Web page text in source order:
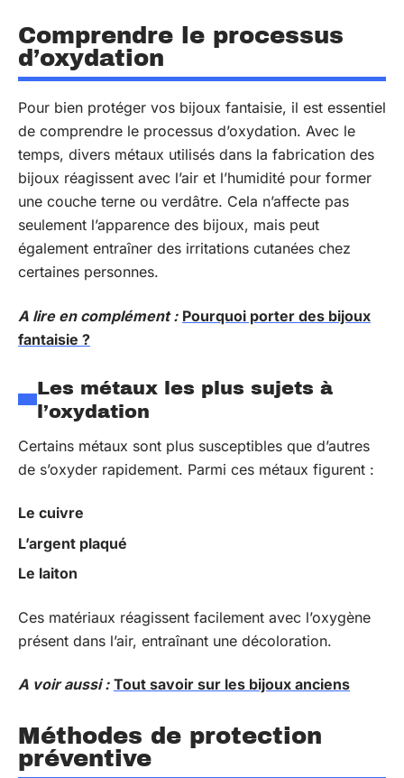
Comprendre le processus
d’oxydation
Pour bien protéger vos bijoux fantaisie, il est essentiel
de comprendre le processus d’oxydation. Avec le
temps, divers métaux utilisés dans la fabrication des
bijoux réagissent avec l’air et l’humidité pour former
une couche terne ou verdâtre. Cela n’affecte pas
seulement l’apparence des bijoux, mais peut
également entraîner des irritations cutanées chez
certaines personnes.
A lire en complément : Pourquoi porter des bijoux
fantaisie ?
Les métaux les plus sujets à
l’oxydation
Certains métaux sont plus susceptibles que d’autres
de s’oxyder rapidement. Parmi ces métaux figurent :
Le cuivre
L’argent plaqué
Le laiton
Ces matériaux réagissent facilement avec l’oxygène
présent dans l’air, entraînant une décoloration.
A voir aussi : Tout savoir sur les bijoux anciens
Méthodes de protection
préventive